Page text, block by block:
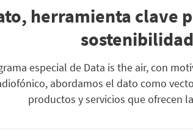
herramienta clave
sostenibilidad
especial de Data is the air, con
abordamos el dato como
productos y servicios que ofrecen